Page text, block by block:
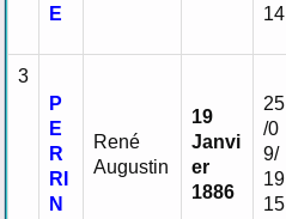
E
14
3
P
E
R
RI
N
René
Augustin
19
Janvi
er
1886
25
/0
9/
19
15